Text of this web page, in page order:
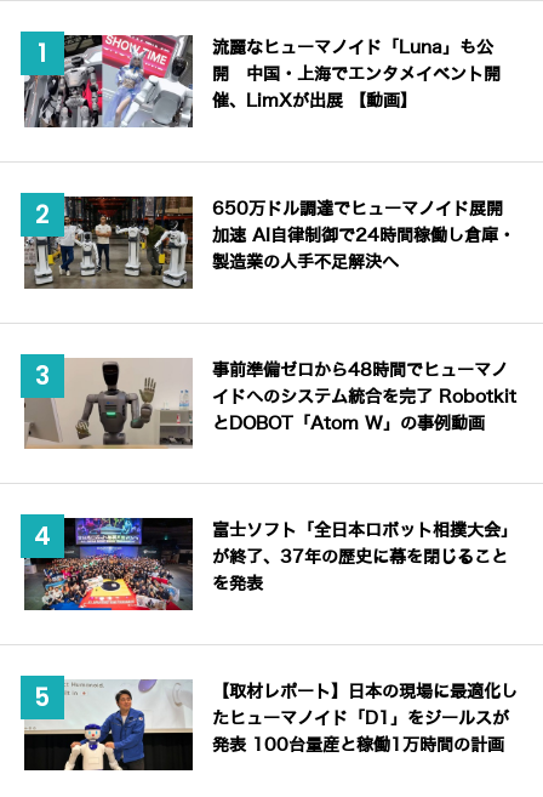
流麗なヒューマノイド「Luna」も公
開 中国・上海でエンタメイベント開
催、LimXが出展 【動画】
650万ドル調達でヒューマノイド展開
加速 AI自律制御で24時間稼働し倉庫・
製造業の人手不足解決へ
事前準備ゼロから48時間でヒューマノ
イドへのシステム統合を完了 Robotkit
とDOBOT「Atom W」の事例動画
富士ソフト「全日本ロボット相撲大会」
が終了、37年の歴史に幕を閉じること
を発表
【取材レポート】日本の現場に最適化し
たヒューマノイド「D1」をジールスが
発表 100台量産と稼働1万時間の計画